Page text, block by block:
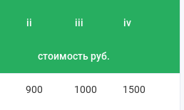
ii iii iv
стоимость руб.
900 1000 1500